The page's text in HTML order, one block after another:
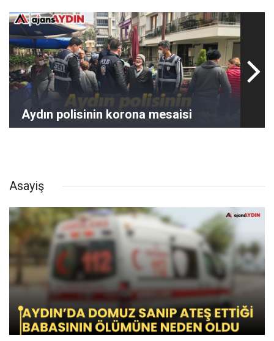
Aydın polisinin korona mesaisi
Asayiş